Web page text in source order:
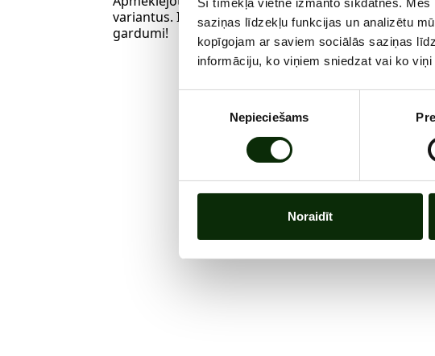
Šī tīmekļa vietne izmanto sīkdatnes.
saziņas līdzekļu funkcijas un analizētu
kopīgojam ar saviem sociālās saziņas
informāciju, ko viņiem sniedzat vai ko
Nepieciešams
Noraidīt
variantus. Iegrimsti veselīgā maltītē bez nažiem un
gardumi!